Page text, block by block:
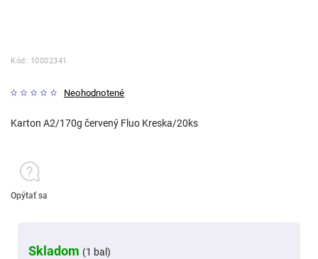
Kód: 10002341
Neohodnotené
Skladom (1 bal)
Karton A2/170g červený Fluo Kreska/20ks
Opýtať sa